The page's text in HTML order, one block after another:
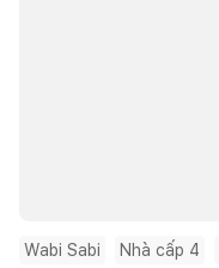
Wabi Sabi Nhà cấp 4